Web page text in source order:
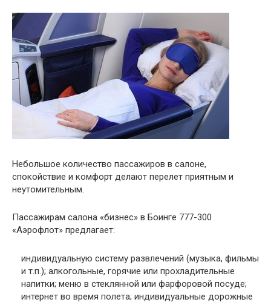
Небольшое количество пассажиров в салоне,
спокойствие и комфорт делают перелет приятным и
неутомительным.
Пассажирам салона «бизнес» в Боинге 777-300
«Аэрофлот» предлагает:
индивидуальную систему развлечений (музыка, фильмы
и т.п.); алкогольные, горячие или прохладительные
напитки; меню в стеклянной или фарфоровой посуде;
интернет во время полета; индивидуальные дорожные